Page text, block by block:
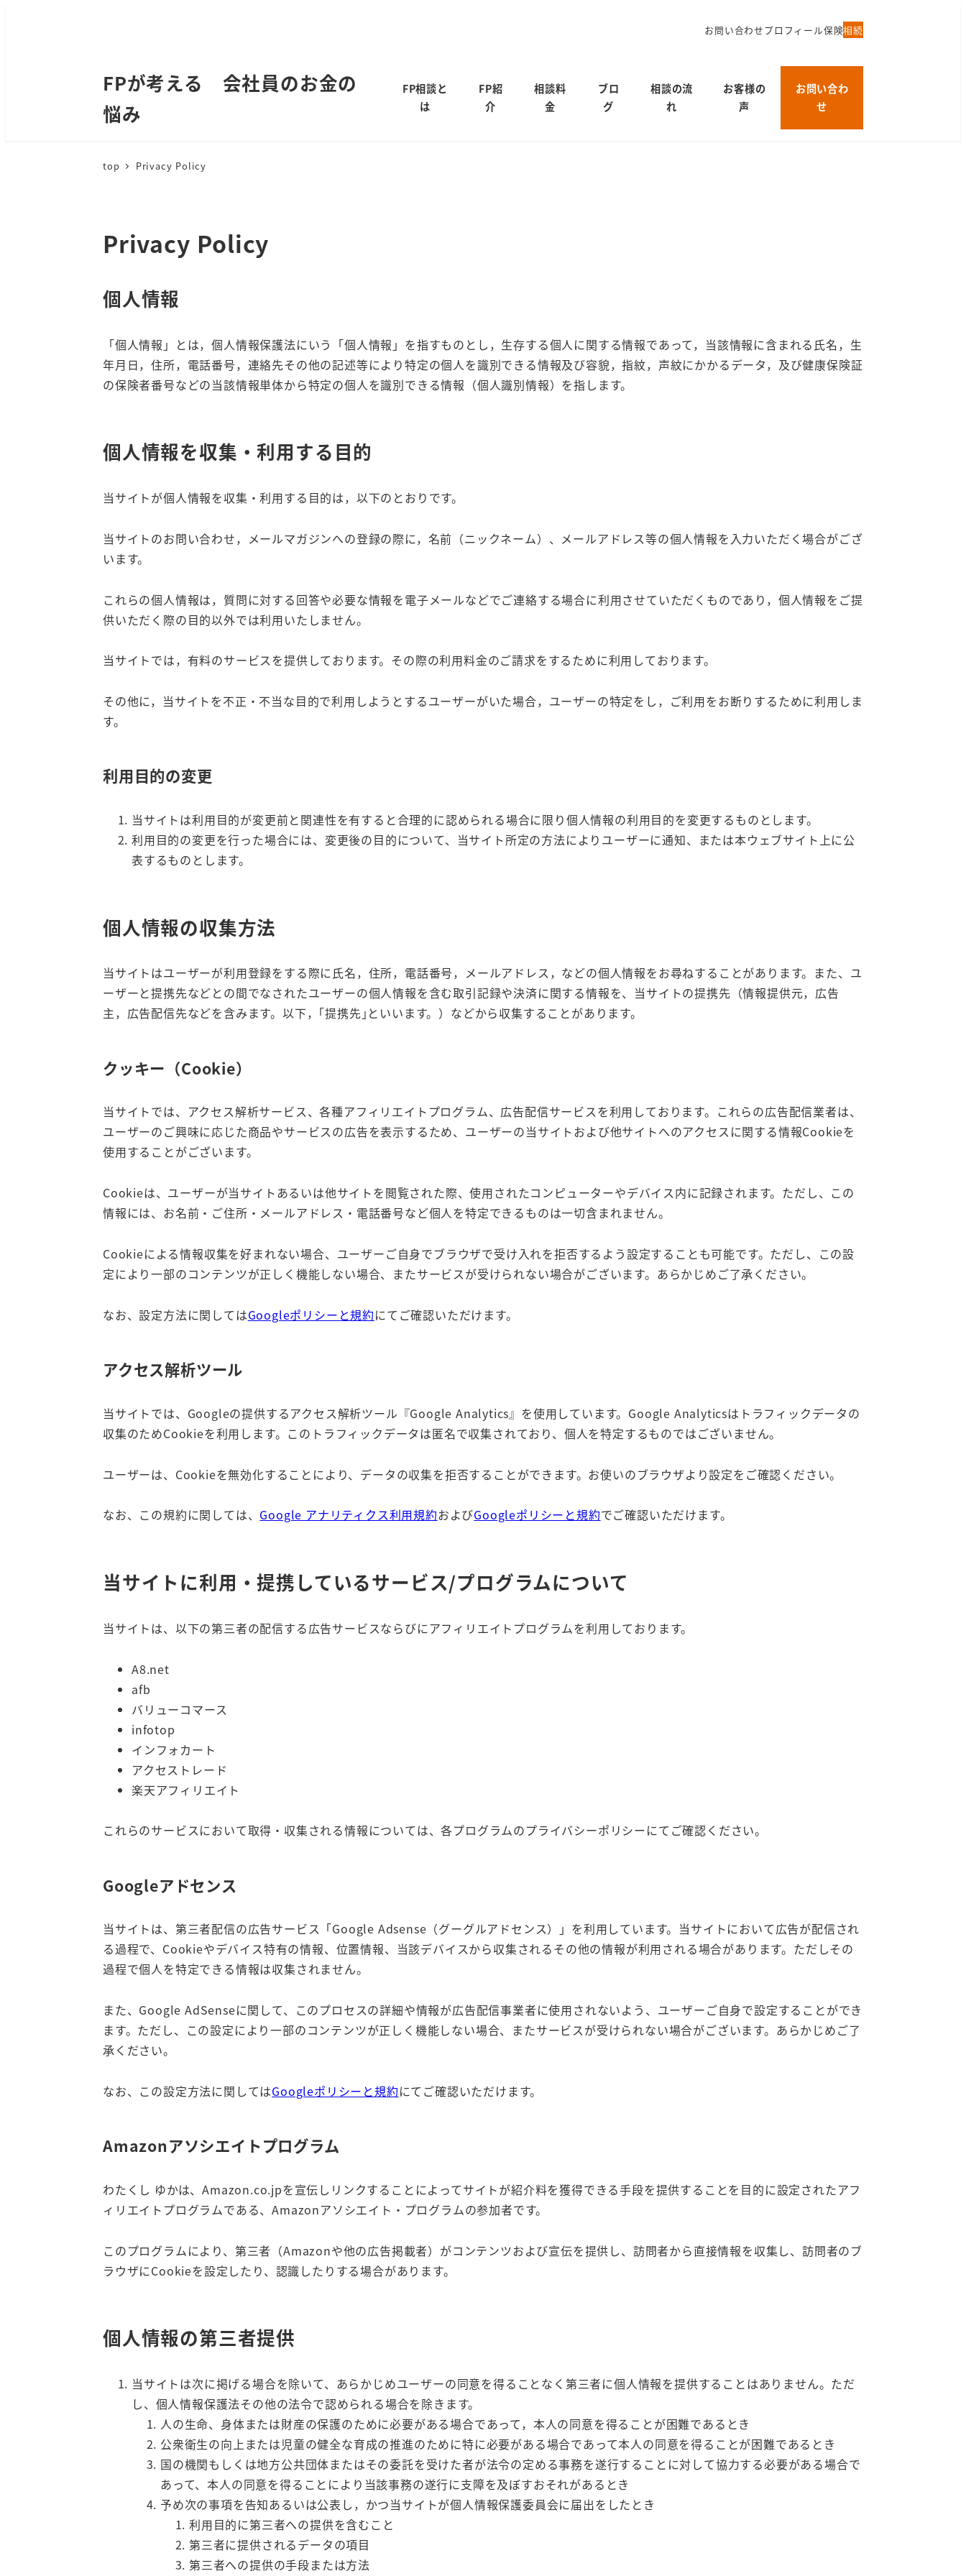
お問い合わせプロフィール保険相続
FPが考える 会社員のお金の
悩み
FP相談と
は
FP紹
介
相談料
金
ブロ
グ
相談の流
れ
お客様の
声
お問い合わ
せ
top Privacy Policy
Privacy Policy
個人情報
「個人情報」とは，個人情報保護法にいう「個人情報」を指すものとし，生存する個人に関する情報であって，当該情報に含まれる氏名，生
年月日，住所，電話番号，連絡先その他の記述等により特定の個人を識別できる情報及び容貌，指紋，声紋にかかるデータ，及び健康保険証
の保険者番号などの当該情報単体から特定の個人を識別できる情報（個人識別情報）を指します。
個人情報を収集・利用する目的
当サイトが個人情報を収集・利用する目的は，以下のとおりです。
当サイトのお問い合わせ，メールマガジンへの登録の際に，名前（ニックネーム）、メールアドレス等の個人情報を入力いただく場合がござ
います。
これらの個人情報は，質問に対する回答や必要な情報を電子メールなどでご連絡する場合に利用させていただくものであり，個人情報をご提
供いただく際の目的以外では利用いたしません。
当サイトでは，有料のサービスを提供しております。その際の利用料金のご請求をするために利用しております。
その他に，当サイトを不正・不当な目的で利用しようとするユーザーがいた場合，ユーザーの特定をし，ご利用をお断りするために利用しま
す。
利用目的の変更
当サイトは利用目的が変更前と関連性を有すると合理的に認められる場合に限り個人情報の利用目的を変更するものとします。
利用目的の変更を行った場合には、変更後の目的について、当サイト所定の方法によりユーザーに通知、または本ウェブサイト上に公
表するものとします。
個人情報の収集方法
当サイトはユーザーが利用登録をする際に氏名，住所，電話番号，メールアドレス，などの個人情報をお尋ねすることがあります。また、ユ
ーザーと提携先などとの間でなされたユーザーの個人情報を含む取引記録や決済に関する情報を、当サイトの提携先（情報提供元，広告
主，広告配信先などを含みます。以下，｢提携先｣といいます。）などから収集することがあります。
クッキー（Cookie）
当サイトでは、アクセス解析サービス、各種アフィリエイトプログラム、広告配信サービスを利用しております。これらの広告配信業者は、
ユーザーのご興味に応じた商品やサービスの広告を表示するため、ユーザーの当サイトおよび他サイトへのアクセスに関する情報Cookieを
使用することがございます。
Cookieは、ユーザーが当サイトあるいは他サイトを閲覧された際、使用されたコンピューターやデバイス内に記録されます。ただし、この
情報には、お名前・ご住所・メールアドレス・電話番号など個人を特定できるものは一切含まれません。
Cookieによる情報収集を好まれない場合、ユーザーご自身でブラウザで受け入れを拒否するよう設定することも可能です。ただし、この設
定により一部のコンテンツが正しく機能しない場合、またサービスが受けられない場合がございます。あらかじめご了承ください。
なお、設定方法に関してはGoogleポリシーと規約にてご確認いただけます。
アクセス解析ツール
当サイトでは、Googleの提供するアクセス解析ツール『Google Analytics』を使用しています。Google Analyticsはトラフィックデータの
収集のためCookieを利用します。このトラフィックデータは匿名で収集されており、個人を特定するものではございません。
ユーザーは、Cookieを無効化することにより、データの収集を拒否することができます。お使いのブラウザより設定をご確認ください。
なお、この規約に関しては、 Google アナリティクス利用規約およびGoogleポリシーと規約でご確認いただけます。
当サイトに利用・提携しているサービス/プログラムについて
当サイトは、以下の第三者の配信する広告サービスならびにアフィリエイトプログラムを利用しております。
A8.net
afb
バリューコマース
infotop
インフォカート
アクセストレード
楽天アフィリエイト
これらのサービスにおいて取得・収集される情報については、各プログラムのプライバシーポリシーにてご確認ください。
Googleアドセンス
当サイトは、第三者配信の広告サービス「Google Adsense（グーグルアドセンス）」を利用しています。当サイトにおいて広告が配信され
る過程で、Cookieやデバイス特有の情報、位置情報、当該デバイスから収集されるその他の情報が利用される場合があります。ただしその
過程で個人を特定できる情報は収集されません。
また、Google AdSenseに関して、このプロセスの詳細や情報が広告配信事業者に使用されないよう、ユーザーご自身で設定することができ
ます。ただし、この設定により一部のコンテンツが正しく機能しない場合、またサービスが受けられない場合がございます。あらかじめご了
承ください。
なお、この設定方法に関してはGoogleポリシーと規約にてご確認いただけます。
Amazonアソシエイトプログラム
わたくし ゆかは、Amazon.co.jpを宣伝しリンクすることによってサイトが紹介料を獲得できる手段を提供することを目的に設定されたアフ
ィリエイトプログラムである、Amazonアソシエイト・プログラムの参加者です。
このプログラムにより、第三者（Amazonや他の広告掲載者）がコンテンツおよび宣伝を提供し、訪問者から直接情報を収集し、訪問者のブ
ラウザにCookieを設定したり、認識したりする場合があります。
個人情報の第三者提供
当サイトは次に掲げる場合を除いて、あらかじめユーザーの同意を得ることなく第三者に個人情報を提供することはありません。ただ
し、個人情報保護法その他の法令で認められる場合を除きます。
人の生命、身体または財産の保護のために必要がある場合であって，本人の同意を得ることが困難であるとき
公衆衛生の向上または児童の健全な育成の推進のために特に必要がある場合であって本人の同意を得ることが困難であるとき
国の機関もしくは地方公共団体またはその委託を受けた者が法令の定める事務を遂行することに対して協力する必要がある場合で
あって、本人の同意を得ることにより当該事務の遂行に支障を及ぼすおそれがあるとき
予め次の事項を告知あるいは公表し，かつ当サイトが個人情報保護委員会に届出をしたとき
利用目的に第三者への提供を含むこと
第三者に提供されるデータの項目
第三者への提供の手段または方法